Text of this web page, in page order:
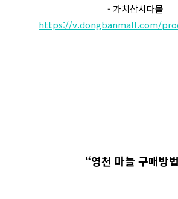
- 가치삽시다몰
https://v.dongbanmall.com/
“영천 마늘 구매방